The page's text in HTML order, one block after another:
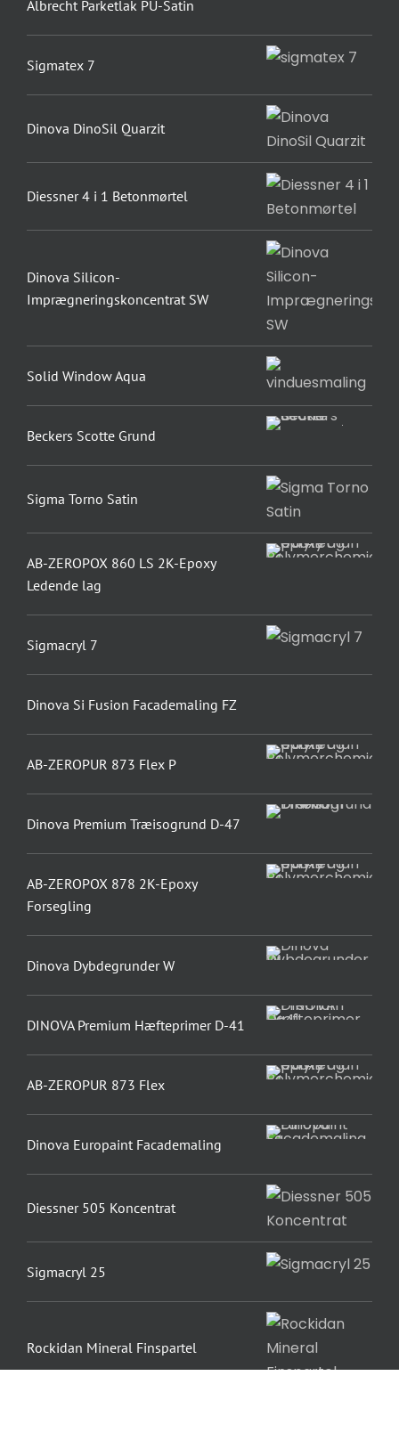
Albrecht Parketlak PU-Satin
Sigmatex 7
Dinova DinoSil Quarzit
Diessner 4 i 1 Betonmørtel
Dinova Silicon-
Imprægneringskoncentrat SW
Solid Window Aqua
Beckers Scotte Grund
Sigma Torno Satin
AB-ZEROPOX 860 LS 2K-Epoxy
Ledende lag
Sigmacryl 7
Dinova Si Fusion Facademaling FZ
AB-ZEROPUR 873 Flex P
Dinova Premium Træisogrund D-47
AB-ZEROPOX 878 2K-Epoxy
Forsegling
Dinova Dybdegrunder W
DINOVA Premium Hæfteprimer D-41
AB-ZEROPUR 873 Flex
Dinova Europaint Facademaling
Diessner 505 Koncentrat
Sigmacryl 25
Rockidan Mineral Finspartel